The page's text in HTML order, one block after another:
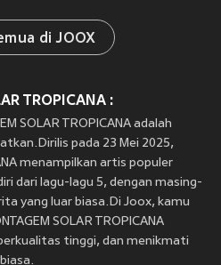
di JOOX
TROPICANA :
SOLAR TROPICANA adalah
pada 23 Mei 2025,
menampilkan artis populer
dari lagu-lagu 5, dengan masing-
yang luar biasa.Di Joox, kamu
SOLAR TROPICANA
tinggi, dan menikmati